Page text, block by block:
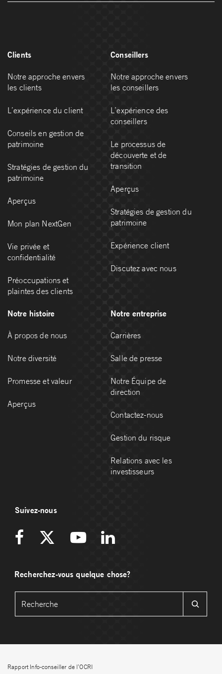
Clients
Notre approche envers
les clients
L’expérience du client
Conseils en gestion de
patrimoine
Stratégies de gestion du
patrimoine
Aperçus
Mon plan NextGen
Vie privée et
confidentialité
Préoccupations et
plaintes des clients
Conseillers
Notre approche envers
les conseillers
L’expérience des
conseillers
Le processus de
découverte et de
transition
Aperçus
Stratégies de gestion du
patrimoine
Expérience client
Discutez avec nous
Notre histoire
À propos de nous
Notre diversité
Promesse et valeur
Aperçus
Notre entreprise
Carrières
Salle de presse
Notre Équipe de
direction
Contactez-nous
Gestion du risque
Relations avec les
investisseurs
Suivez-nous
Recherchez-vous quelque chose?
Rapport Info-conseiller de l’OCRI